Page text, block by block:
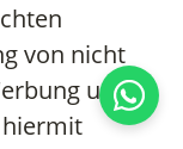
von nicht
und